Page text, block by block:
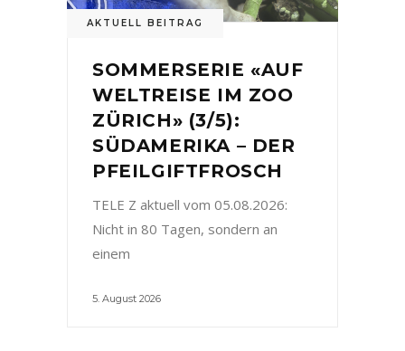
AKTUELL BEITRAG
SOMMERSERIE «AUF
WELTREISE IM ZOO
ZÜRICH» (3/5):
SÜDAMERIKA – DER
PFEILGIFTFROSCH
TELE Z aktuell vom 05.08.2026:
Nicht in 80 Tagen, sondern an
einem
5. August 2026